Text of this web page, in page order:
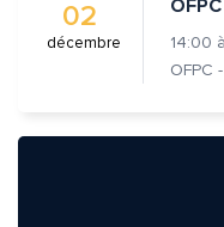
02
décembre
OFPC
14:00 à